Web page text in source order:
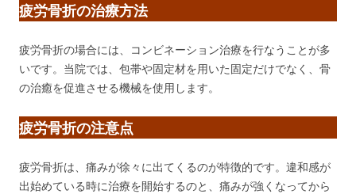
疲労骨折の治療方法
疲労骨折の場合には、コンビネーション治療を行なうことが多
いです。当院では、包帯や固定材を用いた固定だけでなく、骨
の治癒を促進させる機械を使用します。
疲労骨折の注意点
疲労骨折は、痛みが徐々に出てくるのが特徴的です。違和感が
出始めている時に治療を開始するのと、痛みが強くなってから